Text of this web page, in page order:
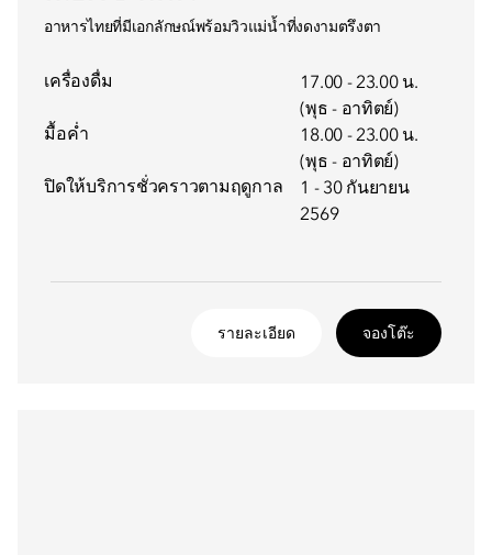
อาหารไทยที่มีเอกลักษณ์พร้อมวิวแม่น้ำที่งดงามตรึงตา
เครื่องดื่ม
17.00 - 23.00 น.
(พุธ - อาทิตย์)
มื้อค่ำ
18.00 - 23.00 น.
(พุธ - อาทิตย์)
ปิดให้บริการชั่วคราวตามฤดูกาล
1 - 30 กันยายน
2569
รายละเอียด จองโต๊ะ